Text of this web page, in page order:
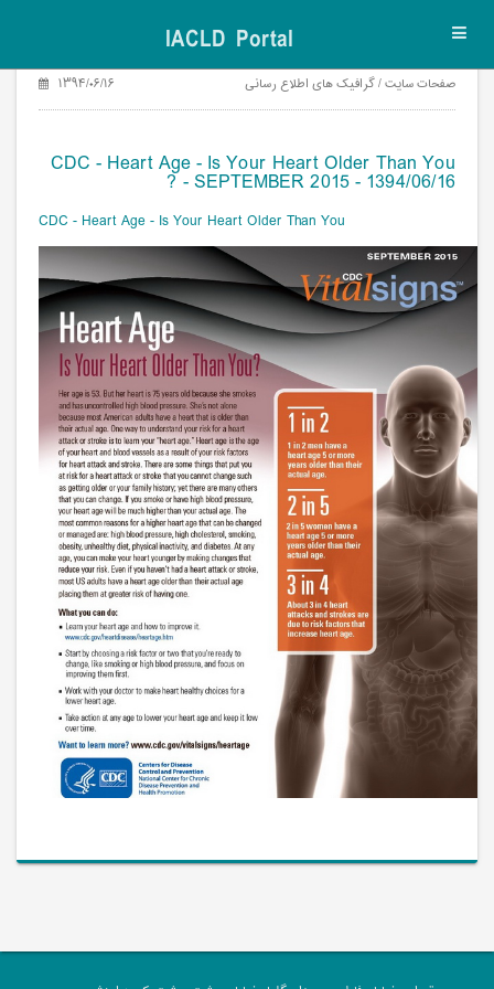
IACLD Portal
صفحات سایت / گرافیک های اطلاع رسانی ۱۳۹۴/۰۶/۱۶
CDC - Heart Age - Is Your Heart Older Than You
? - SEPTEMBER 2015 - 1394/06/16
CDC - Heart Age - Is Your Heart Older Than You